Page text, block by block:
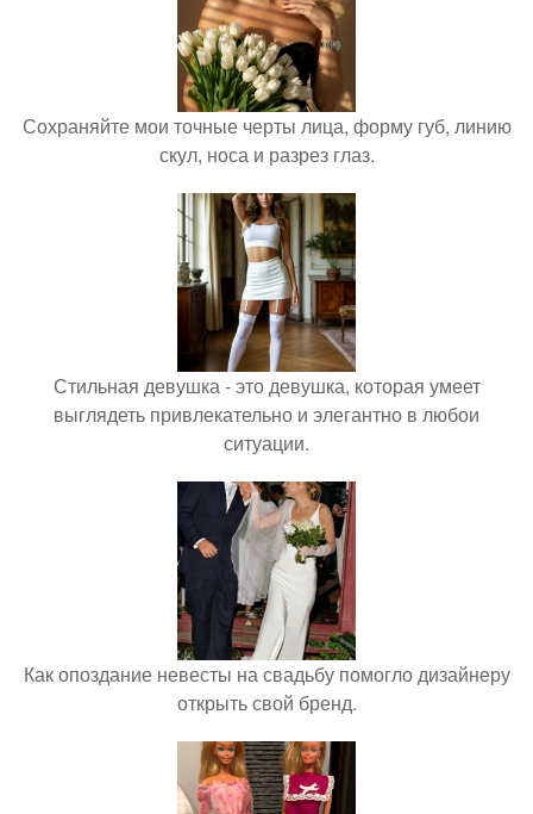
Сохраняйте мои точные черты лица, форму губ, линию
скул, носа и разрез глаз.
Стильная девушка - это девушка, которая умеет
выглядеть привлекательно и элегантно в любои
ситуации.
Как опоздание невесты на свадьбу помогло дизайнеру
открыть свой бренд.